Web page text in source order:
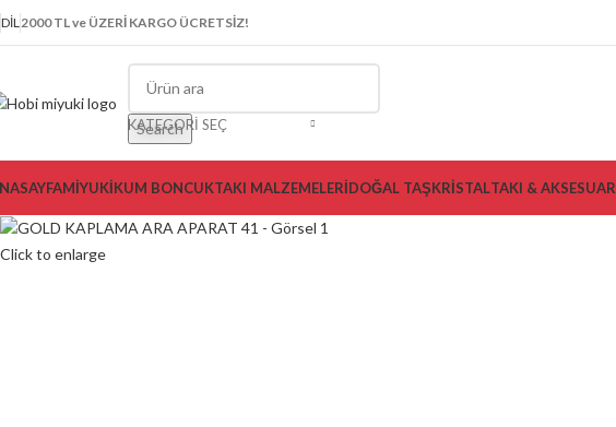
DIL 2000 TL ve ÜZERİ KARGO ÜCRETSİZ!
KATEGORI SEÇ
Search
MİYUKİKUM BONCUKTAKI MALZEMELERİDOĞAL TAŞKRİSTALTAKI & AKSESUAR
Click to enlarge